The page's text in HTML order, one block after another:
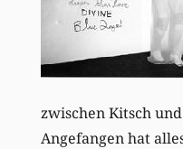
zwischen Kitsch
Angefangen hat